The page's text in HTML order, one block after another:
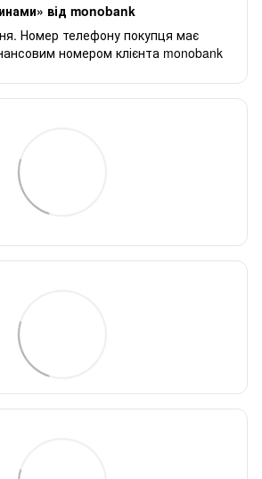
від monobank
Номер телефону покупця має
номером клієнта monobank